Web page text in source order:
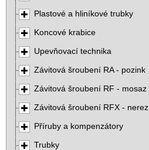
Plastové a hliníkové trubky
Koncové krabice
Upevňovací technika
Závitová šroubení RA - pozink
Závitová šroubení RF - mosaz
Závitová šroubení RFX - nerez
Příruby a kompenzátory
Trubky